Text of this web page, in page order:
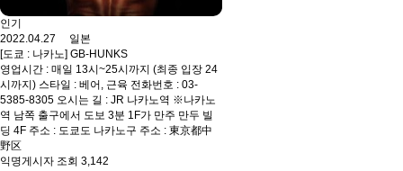
인기
2022.04.27 일본
[도쿄 : 나카노] GB-HUNKS
영업시간 : 매일 13시~25시까지 (최종 입장 24
시까지) 스타일 : 베어, 근육 전화번호 : 03-
5385-8305 오시는 길 : JR 나카노역 ※나카노
역 남쪽 출구에서 도보 3분 1F가 만주 만두 빌
딩 4F 주소 : 도쿄도 나카노구 주소 : 東京都中
野区
익명게시자 조회 3,142